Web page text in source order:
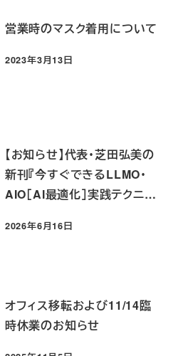
営業時のマスク着用について
投稿日
2023年3月13日
【お知らせ】代表・芝田弘美の
新刊『今すぐできるLLMO・
AIO［AI最適化］実践テクニッ
されました
投稿日
2026年6月16日
オフィス移転および11/14臨
時休業のお知らせ